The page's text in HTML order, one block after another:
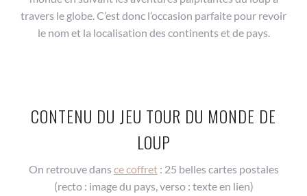
travers le globe. C’est donc l’occasion parfaite pour revoir
le nom et la localisation des continents et de pays.
CONTENU DU JEU TOUR DU MONDE DE
LOUP
On retrouve dans ce coffret: 25 belles cartes postales
(recto : image du pays, verso : texte en lien)